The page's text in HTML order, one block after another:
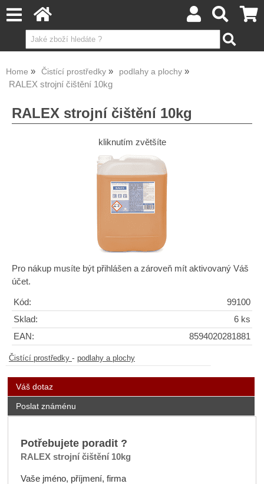
Home Čistící prostředky podlahy a plochy
RALEX strojní čištění 10kg
RALEX strojní čištění 10kg
kliknutím zvětšíte
Pro nákup musíte být přihlášen a zároveň mít aktivovaný Váš
účet.
Kód:
99100
Sklad:
6 ks
EAN:
8594020281881
Čistící prostředky - podlahy a plochy
Váš dotaz
Poslat známénu
Potřebujete poradit ?
RALEX strojní čištění 10kg
Vaše jméno, příjmení, firma